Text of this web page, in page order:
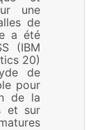
une
de
a été
(IBM
20)
de
pour
de la
et sur